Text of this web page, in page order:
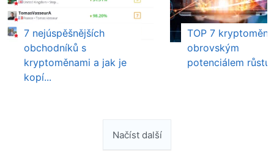
7 nejúspěšnějších
obchodníků s
kryptoměnami a jak je
kopí...
TOP 7 kryptoměn
obrovským
potenciálem růstu
Načíst další